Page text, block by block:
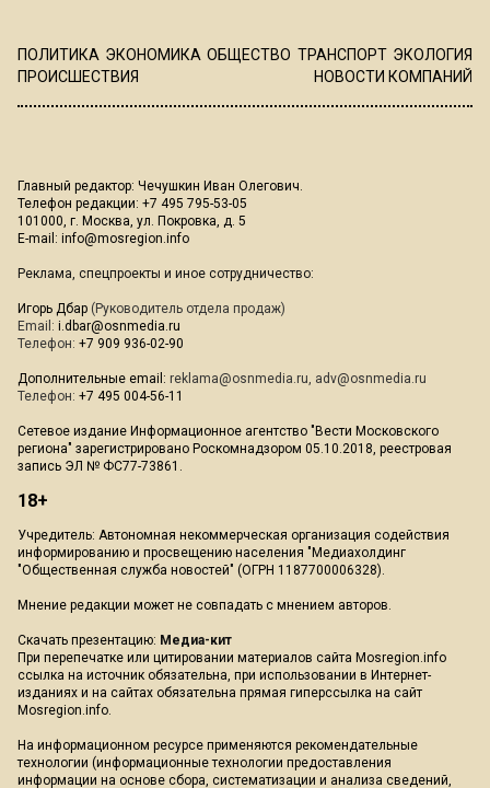
ПОЛИТИКА ЭКОНОМИКА ОБЩЕСТВО ТРАНСПОРТ ЭКОЛОГИЯ
ПРОИСШЕСТВИЯ
НОВОСТИ КОМПАНИЙ
Главный редактор: Чечушкин Иван Олегович.
Телефон редакции: +7 495 795-53-05
101000, г. Москва, ул. Покровка, д. 5
E-mail: info@mosregion.info
Реклама, спецпроекты и иное сотрудничество:
Игорь Дбар (Руководитель отдела продаж)
Email: i.dbar@osnmedia.ru
Телефон: +7 909 936-02-90
Дополнительные email: reklama@osnmedia.ru, adv@osnmedia.ru
Телефон: +7 495 004-56-11
Сетевое издание Информационное агентство "Вести Московского
региона" зарегистрировано Роскомнадзором 05.10.2018, реестровая
запись ЭЛ № ФС77-73861.
18+
Учредитель: Автономная некоммерческая организация содействия
информированию и просвещению населения "Медиахолдинг
"Общественная служба новостей" (ОГРН 1187700006328).
Мнение редакции может не совпадать с мнением авторов.
Скачать презентацию: Медиа-кит
При перепечатке или цитировании материалов сайта Mosregion.info
ссылка на источник обязательна, при использовании в Интернет-
изданиях и на сайтах обязательна прямая гиперссылка на сайт
Mosregion.info.
На информационном ресурсе применяются рекомендательные
технологии (информационные технологии предоставления
информации на основе сбора, систематизации и анализа сведений,